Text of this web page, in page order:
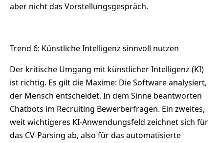
aber nicht das Vorstellungsgespräch.
Trend 6: Künstliche Intelligenz sinnvoll nutzen
Der kritische Umgang mit künstlicher Intelligenz (KI)
ist richtig. Es gilt die Maxime: Die Software analysiert,
der Mensch entscheidet. In dem Sinne beantworten
Chatbots im Recruiting Bewerberfragen. Ein zweites,
weit wichtigeres KI-Anwendungsfeld zeichnet sich für
das CV-Parsing ab, also für das automatisierte